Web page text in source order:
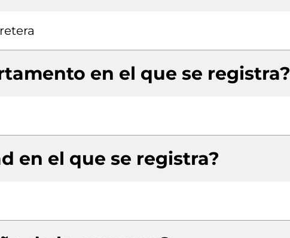
en el que se registra?
en el que se registra?